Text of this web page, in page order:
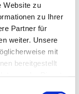
Website zu
zu Ihrer
Partner für
weiter. Unsere
mit
bereitgestellt
auch